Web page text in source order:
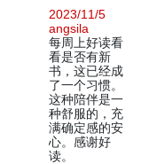
2023/11/5
angsila
每周上好读看
看是否有新
书，这已经成
了一个习惯。
这种陪伴是一
种舒服的，充
满确定感的安
心。感谢好
读。